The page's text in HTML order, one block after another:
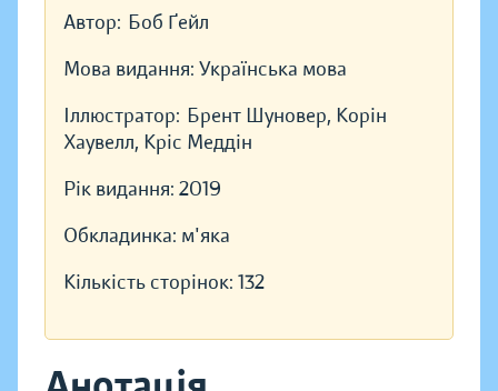
Автор: Боб Ґейл
Мова видання: Українська мова
Іллюстратор: Брент Шуновер, Корін
Хаувелл, Кріс Меддін
Рік видання: 2019
Обкладинка: м'яка
Кількість сторінок: 132